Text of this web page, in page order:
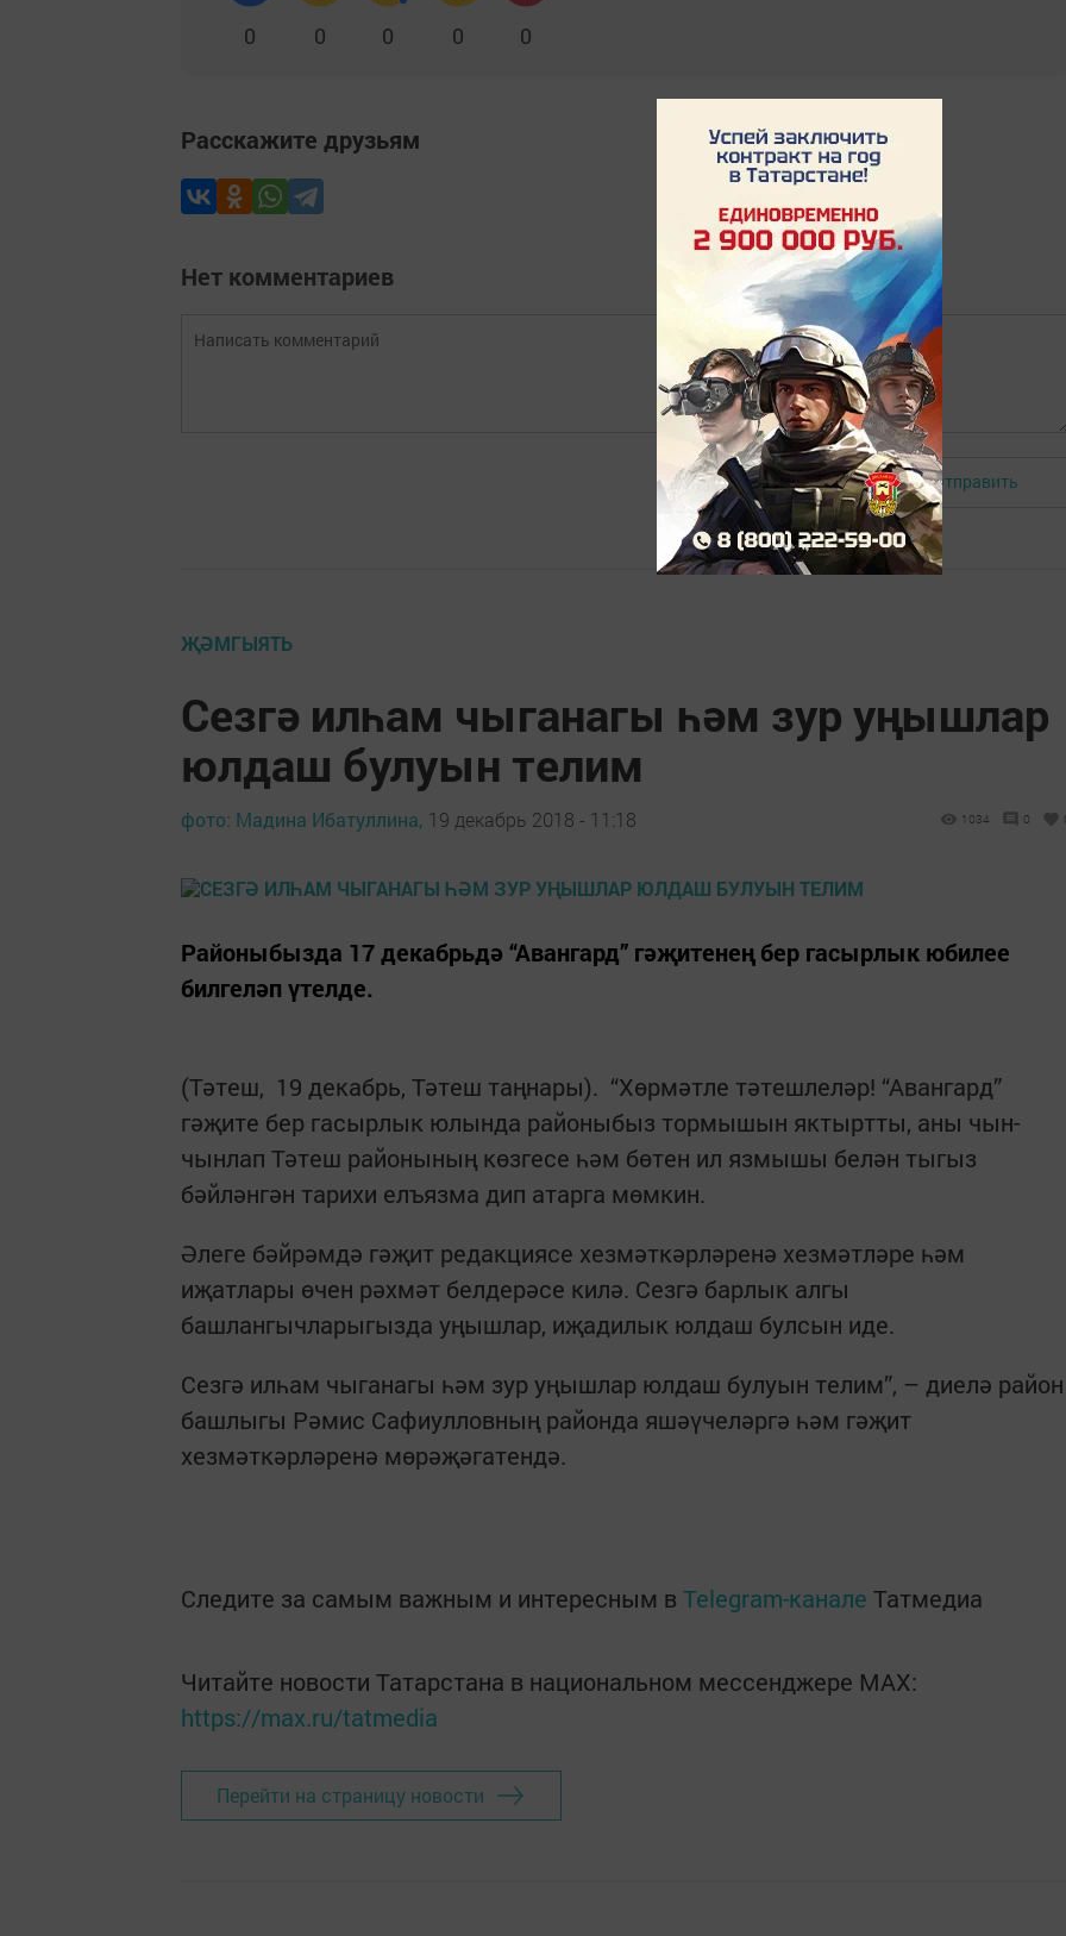
0 0 0 0 0
Расскажите друзьям
Нет комментариев
Авторизоваться Отправить
ҖӘМГЫЯТЬ
Сезгә илһам чыганагы һәм зур уңышлар
юлдаш булуын телим
фото: Мадина Ибатуллина, 19 декабрь 2018 - 11:18 1034 0
Районыбызда 17 декабрьдә “Авангард” гәҗитенең бер гасырлык юбилее
билгеләп үтелде.
(Тәтеш, 19 декабрь, Тәтеш таңнары). “Хөрмәтле тәтешлеләр! “Авангард”
гәҗите бер гасырлык юлында районыбыз тормышын яктырт­ты, аны чын-
чынлап Тәтеш районының көзгесе һәм бөтен ил язмышы белән тыгыз
бәйләнгән тарихи елъязма дип атарга мөмкин.
Әлеге бәйрәмдә гәҗит редакциясе хезмәткәрләренә хезмәтләре һәм
иҗатлары өчен рәхмәт белдерәсе килә. Сезгә барлык алгы
башлангычларыгызда уңышлар, иҗадилык юлдаш булсын иде.
Сезгә илһам чыганагы һәм зур уңышлар юлдаш булуын телим”, – диелә район
башлыгы Рәмис Сафиулловның районда яшәүчеләргә һәм гәҗит
хезмәткәрләренә мөрәҗәгатендә.
Следите за самым важным и интересным в Telegram-канале Татмедиа
Читайте новости Татарстана в национальном мессенджере MАХ:
https://max.ru/tatmedia
Перейти на страницу новости